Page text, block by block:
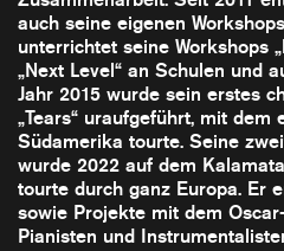
auch seine eigenen
unterrichtet seine Workshops
„Next Level“ an Schulen und
Jahr 2015 wurde sein erstes
„Tears“ uraufgeführt, mit dem
Südamerika tourte. Seine
wurde 2022 auf dem
tourte durch ganz Europa. Er
sowie Projekte mit dem
Pianisten und